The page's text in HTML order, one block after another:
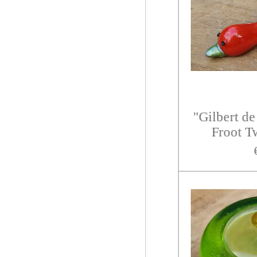
"Gilbert
Froot